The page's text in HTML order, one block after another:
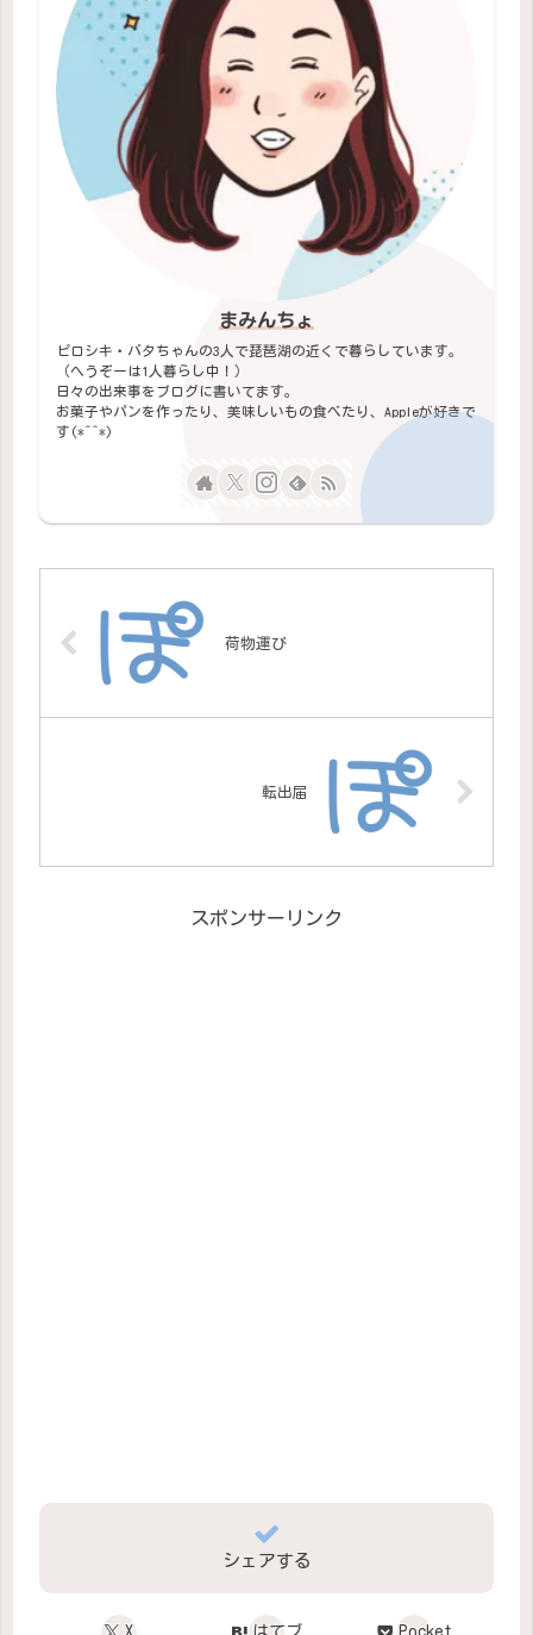
まみんちょ
ピロシキ・バタちゃんの3人で琵琶湖の近くで暮らしています。
（へうぞーは1人暮らし中！）
日々の出来事をブログに書いてます。
お菓子やパンを作ったり、美味しいもの食べたり、Appleが好きで
す(*^^*)
荷物運び
転出届
スポンサーリンク
シェアする
X はてブ Pocket